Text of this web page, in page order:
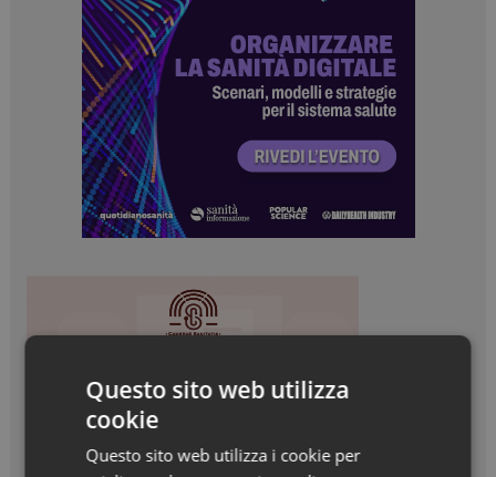
Questo sito web utilizza
cookie
Questo sito web utilizza i cookie per